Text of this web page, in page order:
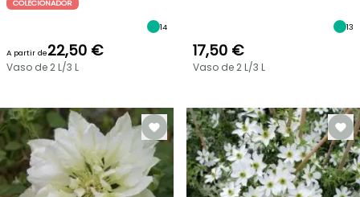
COLECIONADOR
14
A partir de22,50 €
Vaso de 2 L/3 L
13
17,50 €
Vaso de 2 L/3 L